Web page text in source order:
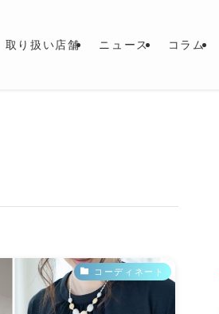
取り扱い店舗 ニュース コラム
コーディネート